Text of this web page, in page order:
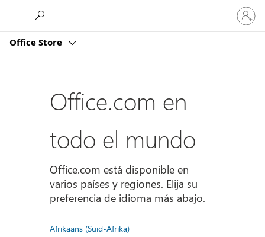
Office Store
Iniciar
sesión
en
cuenta
Office.com en
todo el mundo
Office.com está disponible en
varios países y regiones. Elija su
preferencia de idioma más abajo.
Afrikaans (Suid-Afrika)